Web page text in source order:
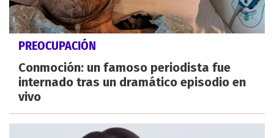
PREOCUPACIÓN
Conmoción: un famoso periodista fue
internado tras un dramático episodio en
vivo